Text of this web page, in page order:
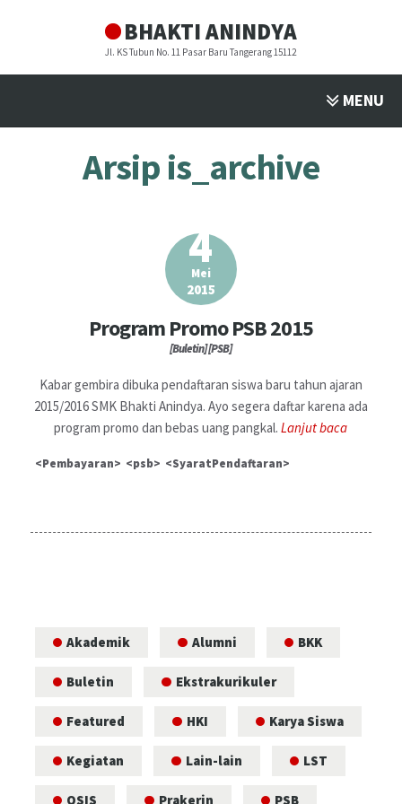
BHAKTI ANINDYA
Jl. KS Tubun No. 11 Pasar Baru Tangerang 15112
MENU
FASILITAS
PENDAFTARAN
BULETIN
E-LEARNING
Arsip is_archive
4
Mei
2015
Program Promo PSB 2015
[Buletin][PSB]
Kabar gembira dibuka pendaftaran siswa baru tahun ajaran
2015/2016 SMK Bhakti Anindya. Ayo segera daftar karena ada
program promo dan bebas uang pangkal.Lanjut baca
Pembayaran psb SyaratPendaftaran
Akademik Alumni BKK
Buletin Ekstrakurikuler
Featured HKI Karya Siswa
Kegiatan Lain-lain LST
OSIS Prakerin PSB